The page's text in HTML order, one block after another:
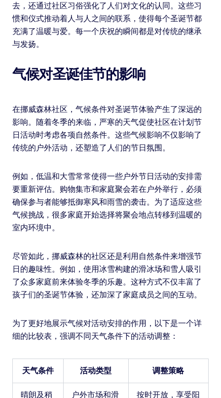
去，还通过社区习俗强化了人们对文化的认同。这些习
惯和仪式推动着人与人之间的联系，使得每个圣诞节都
充满了温暖与爱。每一个庆祝的瞬间都是对传统的继承
与发扬。
气候对圣诞佳节的影响
在挪威森林社区，气候条件对圣诞节体验产生了深远的
影响。随着冬季的来临，严寒的天气促使社区在计划节
日活动时考虑各项自然条件。这些气候影响不仅影响了
传统的户外活动，还塑造了人们的节日氛围。
例如，低温和大雪常常使得一些户外节日活动的安排需
要重新评估。购物集市和家庭聚会若在户外举行，必须
确保参与者能够抵御寒风和雨雪的袭击。为了适应这些
气候挑战，很多家庭开始选择将聚会地点转移到温暖的
室内环境中。
尽管如此，挪威森林的社区还是利用自然条件来增强节
日的趣味性。例如，使用冰雪构建的滑冰场和雪人吸引
了众多家庭前来体验冬季的乐趣。这种方式不仅丰富了
孩子们的圣诞节体验，还加深了家庭成员之间的互动。
为了更好地展示气候对活动安排的作用，以下是一个详
细的比较表，强调不同天气条件下的活动调整：
天气条件 活动类型 调整策略
晴朗及稍 户外市场和滑 按时开放，享受阳